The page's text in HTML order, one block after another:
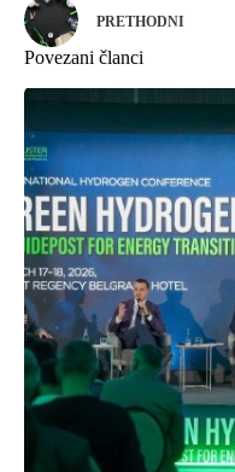
PRETHODNI
Povezani članci